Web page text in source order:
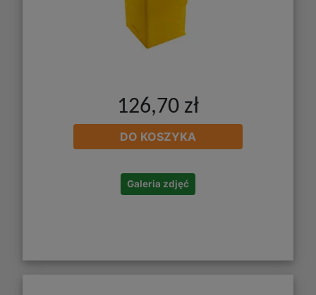
126,70 zł
DO KOSZYKA
Galeria zdjęć